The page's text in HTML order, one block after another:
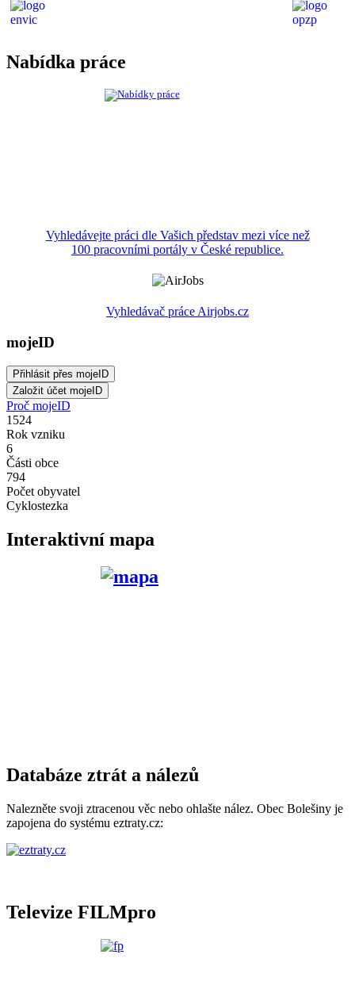
Nabídka práce
Vyhledávejte práci dle Vašich představ mezi více než
100 pracovními portály v České republice.
Vyhledávač práce Airjobs.cz
mojeID
Proč mojeID
1524
Rok vzniku
6
Části obce
794
Počet obyvatel
Cyklostezka
Interaktivní mapa
Databáze ztrát a nálezů
Nalezněte svoji ztracenou věc nebo ohlašte nález. Obec Bolešiny je
zapojena do systému eztraty.cz:
Televize FILMpro